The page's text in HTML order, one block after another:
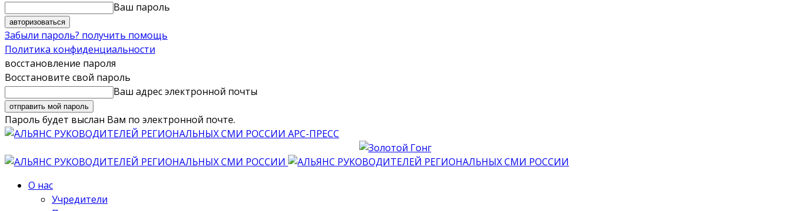
Ваш пароль
Забыли пароль? получить помощь
Политика конфиденциальности
восстановление пароля
Восстановите свой пароль
Ваш адрес электронной почты
Пароль будет выслан Вам по электронной почте.
АРС-ПРЕСС
О нас
Учредители